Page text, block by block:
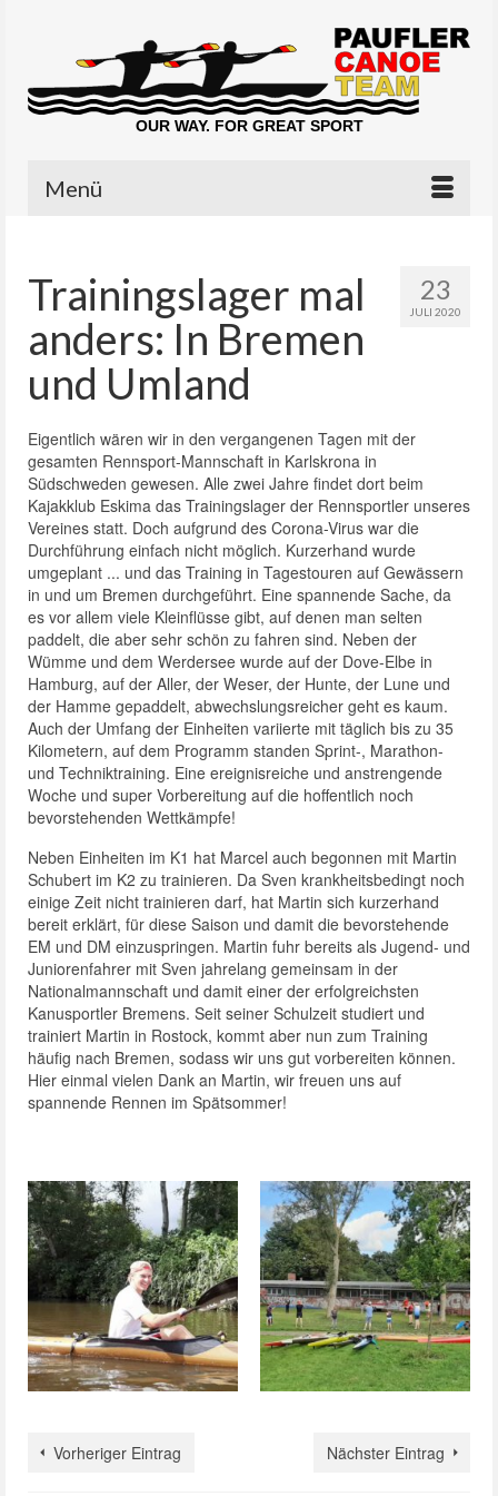
OUR WAY. FOR GREAT SPORT
Menü
23
JULI 2020
Trainingslager mal
anders: In Bremen
und Umland
Eigentlich wären wir in den vergangenen Tagen mit der
gesamten Rennsport-Mannschaft in Karlskrona in
Südschweden gewesen. Alle zwei Jahre findet dort beim
Kajakklub Eskima das Trainingslager der Rennsportler unseres
Vereines statt. Doch aufgrund des Corona-Virus war die
Durchführung einfach nicht möglich. Kurzerhand wurde
umgeplant ... und das Training in Tagestouren auf Gewässern
in und um Bremen durchgeführt. Eine spannende Sache, da
es vor allem viele Kleinflüsse gibt, auf denen man selten
paddelt, die aber sehr schön zu fahren sind. Neben der
Wümme und dem Werdersee wurde auf der Dove-Elbe in
Hamburg, auf der Aller, der Weser, der Hunte, der Lune und
der Hamme gepaddelt, abwechslungsreicher geht es kaum.
Auch der Umfang der Einheiten variierte mit täglich bis zu 35
Kilometern, auf dem Programm standen Sprint-, Marathon-
und Techniktraining. Eine ereignisreiche und anstrengende
Woche und super Vorbereitung auf die hoffentlich noch
bevorstehenden Wettkämpfe!
Neben Einheiten im K1 hat Marcel auch begonnen mit Martin
Schubert im K2 zu trainieren. Da Sven krankheitsbedingt noch
einige Zeit nicht trainieren darf, hat Martin sich kurzerhand
bereit erklärt, für diese Saison und damit die bevorstehende
EM und DM einzuspringen. Martin fuhr bereits als Jugend- und
Juniorenfahrer mit Sven jahrelang gemeinsam in der
Nationalmannschaft und damit einer der erfolgreichsten
Kanusportler Bremens. Seit seiner Schulzeit studiert und
trainiert Martin in Rostock, kommt aber nun zum Training
häufig nach Bremen, sodass wir uns gut vorbereiten können.
Hier einmal vielen Dank an Martin, wir freuen uns auf
spannende Rennen im Spätsommer!
Vorheriger Eintrag Nächster Eintrag